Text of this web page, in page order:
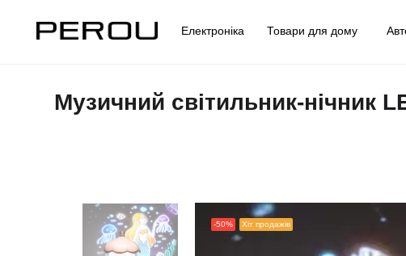
Електроніка Товари для дому
Музичний світильник-нічник
-50% Хіт продажів